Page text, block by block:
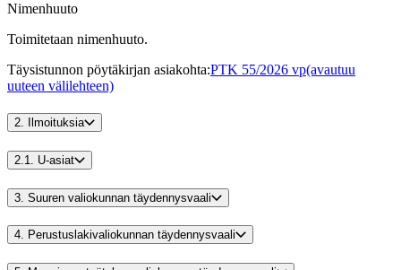
Nimenhuuto
Toimitetaan nimenhuuto.
Täysistunnon pöytäkirjan asiakohta:PTK 55/2026 vp(avautuu
uuteen välilehteen)
2. Ilmoituksia
2.1. U-asiat
3. Suuren valiokunnan täydennysvaali
4. Perustuslakivaliokunnan täydennysvaali